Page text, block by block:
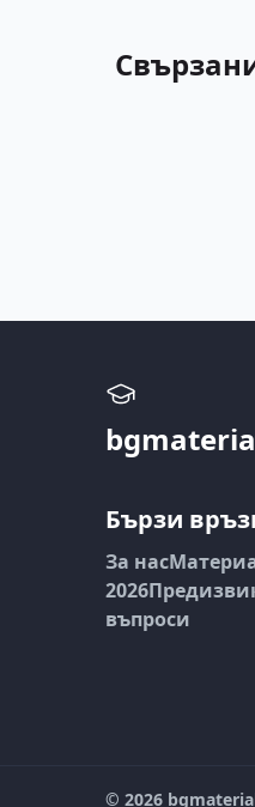
Бързи
За нас
2026
въпроси
© 2026